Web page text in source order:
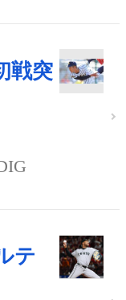
戦突
テ